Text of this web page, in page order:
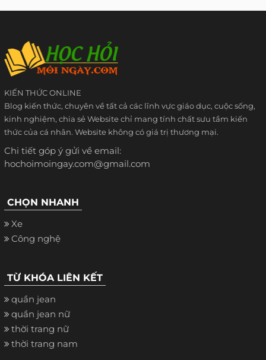
KIẾN THỨC ONLINE
Blog kiến thức, chuyên về tất cả các lĩnh vực giáo dục, cuộc sống,
kinh nghiệm, chia sẻ Website chỉ mang tính chất sưu tầm kiến
thức của cá nhân. Website không có giá trị thương mại.
Chi tiết góp ý gửi về email:
hochoimoingay.com@gmail.com
CHỌN NHANH
Xe
Công nghệ
TỪ KHÓA LIÊN KẾT
quần jean
quần jean nữ
thời trang nữ
thời trang nam